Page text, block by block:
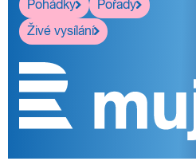
Pohádky
Pořady
Živé vysílání